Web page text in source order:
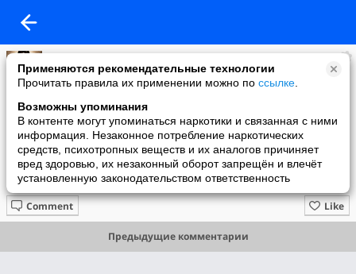
Применяются рекомендательные технологии
Прочитать правила их применении можно по ссылке
Возможны упоминания
В контенте могут упоминаться наркотики и связанная с ними
информация. Незаконное потребление наркотических
средств, психотропных веществ и их аналогов причиняет
вред здоровью, их незаконный оборот запрещён и влечёт
установленную законодательством ответственность
Наталья Позднякова
added a photo
25 Nov в 12:40
Like
Comment
Предыдущие комментарии